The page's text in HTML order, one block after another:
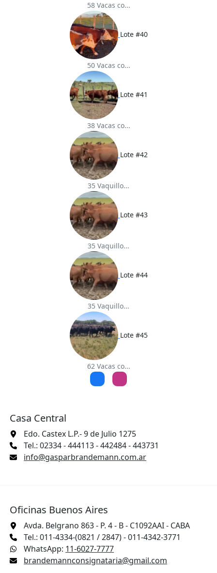
58 Vacas co...
Lote #40
50 Vacas co...
Lote #41
38 Vacas co...
Lote #42
35 Vaquillo...
Lote #43
35 Vaquillo...
Lote #44
35 Vaquillo...
Lote #45
62 Vacas co...
Casa Central
Edo. Castex L.P.- 9 de Julio 1275
Tel.: 02334 - 444113 - 442484 - 443731
info@gasparbrandemann.com.ar
Oficinas Buenos Aires
Avda. Belgrano 863 - P. 4 - B - C1092AAI - CABA
Tel.: 011-4334-(0821 / 2847) - 011-4342-3771
WhatsApp: 11-6027-7777
brandemannconsignataria@gmail.com